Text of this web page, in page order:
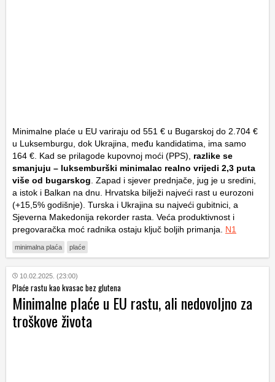
Minimalne plaće u EU variraju od 551 € u Bugarskoj do 2.704 €
u Luksemburgu, dok Ukrajina, među kandidatima, ima samo
164 €. Kad se prilagode kupovnoj moći (PPS), razlike se
smanjuju – luksemburški minimalac realno vrijedi 2,3 puta
više od bugarskog. Zapad i sjever prednjače, jug je u sredini,
a istok i Balkan na dnu. Hrvatska bilježi najveći rast u eurozoni
(+15,5% godišnje). Turska i Ukrajina su najveći gubitnici, a
Sjeverna Makedonija rekorder rasta. Veća produktivnost i
pregovaračka moć radnika ostaju ključ boljih primanja. N1
minimalna plaća plaće
10.02.2025. (23:00)
Plaće rastu kao kvasac bez glutena
Minimalne plaće u EU rastu, ali nedovoljno za
troškove života